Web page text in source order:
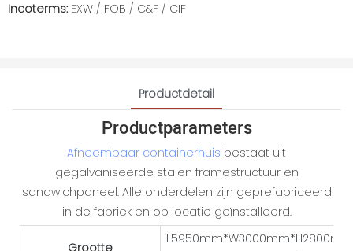
Incoterms: EXW / FOB / C&F / CIF
Productdetail
Productparameters
Afneembaar containerhuis bestaat uit
gegalvaniseerde stalen framestructuur en
sandwichpaneel. Alle onderdelen zijn geprefabriceerd
in de fabriek en op locatie geïnstalleerd.